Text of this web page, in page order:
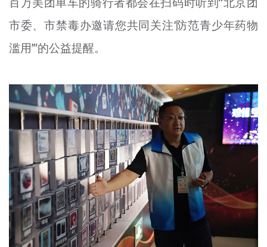
市委、市禁毒办邀请您共同关注‘防范青少年药物
滥用’”的公益提醒。